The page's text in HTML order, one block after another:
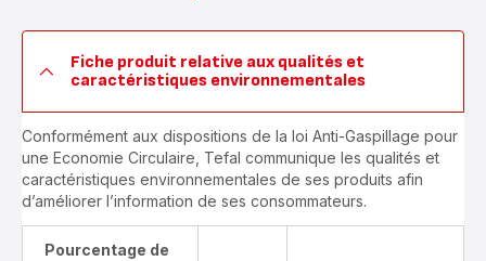
Fiche produit relative aux qualités et
caractéristiques environnementales
Conformément aux dispositions de la loi Anti-Gaspillage pour
une Economie Circulaire, Tefal communique les qualités et
caractéristiques environnementales de ses produits afin
d’améliorer l’information de ses consommateurs.
Pourcentage de